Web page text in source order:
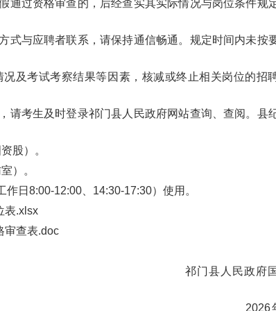
通过资格审查的，后经查实其实际情况与岗位条件规
式与应聘者联系，请保持通信畅通。规定时间内未按
及考试考察结果等因素，核减或终止相关岗位的招
请考生及时登录祁门县人民政府网站查询、查阅。县
股）。
）。
日8:00-12:00、14:30-17:30）使用。
表.xlsx
审查表.doc
政府国
年